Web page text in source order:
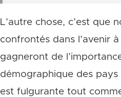
L’autre chose, c’est que
confrontés dans l’avenir
gagneront de
démographique des pays
est fulgurante tout